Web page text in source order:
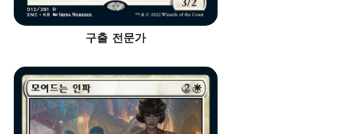
구출 전문가